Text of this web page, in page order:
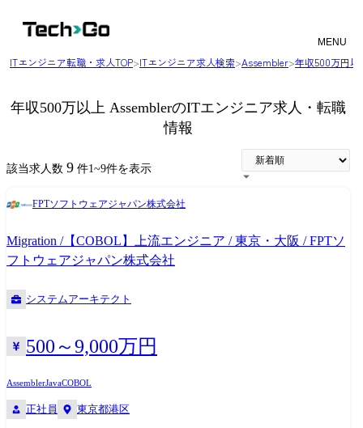
MENU
ITエンジニア転職・求人TOP>ITエンジニア求人検索>Assembler>年収500万円
年収500万以上 AssemblerのITエンジニア求人・転職
情報
該当求人数 9 件1~9件を表示
FPTソフトウェアジャパン株式会社
Migration /【COBOL】上流エンジニア / 東京・大阪 / FPTソ
フトウェアジャパン株式会社
システムアーキテクト
500～9,000万円
AssemblerJavaCOBOL
正社員 東京都港区